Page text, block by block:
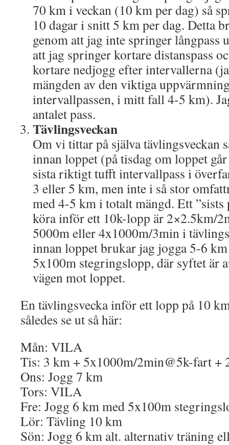
70 km i veckan (10 km per dag) så
10 dagar i snitt 5 km per dag. Detta
genom att jag inte springer långpass
att jag springer kortare distanspass
kortare nedjogg efter intervallerna
mängden av den viktiga
intervallpassen, i mitt fall 4-5 km).
antalet pass.
Tävlingsveckan
Om vi tittar på själva tävlingsveckan
innan loppet (på tisdag om loppet
sista riktigt tufft intervallpass i
3 eller 5 km, men inte i så stor
med 4-5 km i totalt mängd. Ett ”sists
köra inför ett 10k-lopp är 2×2.5km/
5000m eller 4x1000m/3min i
innan loppet brukar jag jogga 5-6
5x100m stegringslopp, där syftet är
vägen mot loppet.
En tävlingsvecka inför ett lopp på 10
således se ut så här:
Mån: VILA
Tis: 3 km + 5x1000m/2min@5k-fart +
Ons: Jogg 7 km
Tors: VILA
Fre: Jogg 6 km med 5x100m
Lör: Tävling 10 km
Sön: Jogg 6 km alt. alternativ träning